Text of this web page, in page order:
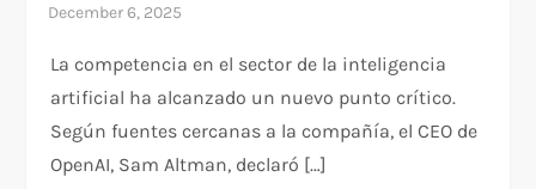
La competencia en el sector de la inteligencia
artificial ha alcanzado un nuevo punto crítico.
Según fuentes cercanas a la compañía, el CEO de
OpenAI, Sam Altman, declaró […]